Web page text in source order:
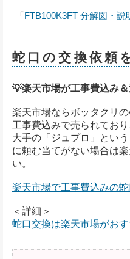
「FTB100K3FT 分解図・説
蛇口の交換依頼
💡楽天市場が工事費込み
楽天市場ならボッタクリの
工事費込みで売られてお
大手の「ジュプロ」とい
に頼む当てがない場合は
い。
楽天市場で工事費込みの
＜詳細＞
蛇口交換は楽天市場がお